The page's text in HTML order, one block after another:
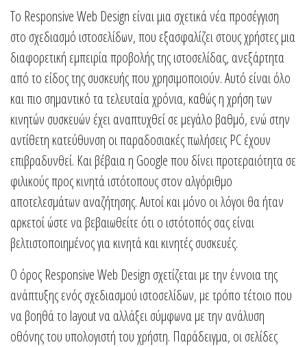
Το Responsive Web Design είναι μια σχετικά νέα προσέγγιση
στο σχεδιασμό ιστοσελίδων, που εξασφαλίζει στους χρήστες μια
διαφορετική εμπειρία προβολής της ιστοσελίδας, ανεξάρτητα
από το είδος της συσκευής που χρησιμοποιούν. Αυτό είναι όλο
και πιο σημαντικό τα τελευταία χρόνια, καθώς η χρήση των
κινητών συσκευών έχει αναπτυχθεί σε μεγάλο βαθμό, ενώ στην
αντίθετη κατεύθυνση οι παραδοσιακές πωλήσεις PC έχουν
επιβραδυνθεί. Και βέβαια η Google που δίνει προτεραιότητα σε
φιλικούς προς κινητά ιστότοπους στον αλγόριθμο
αποτελεσμάτων αναζήτησης. Αυτοί και μόνο οι λόγοι θα ήταν
αρκετοί ώστε να βεβαιωθείτε ότι ο ιστότοπός σας είναι
βελτιστοποιημένος για κινητά και κινητές συσκευές.
Ο όρος Responsive Web Design σχετίζεται με την έννοια της
ανάπτυξης ενός σχεδιασμού ιστοσελίδων, με τρόπο τέτοιο που
να βοηθά το layout να αλλάξει σύμφωνα με την ανάλυση
οθόνης του υπολογιστή του χρήστη. Παράδειγμα, οι σελίδες